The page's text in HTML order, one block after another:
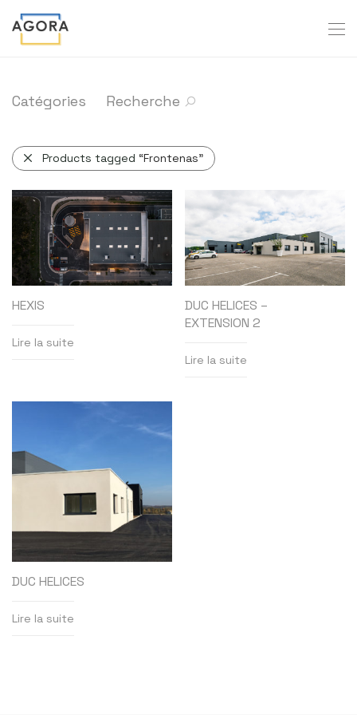
Catégories Recherche
Products tagged “Frontenas”
HEXIS
Lire la suite
DUC HELICES –
EXTENSION 2
Lire la suite
DUC HELICES
Lire la suite